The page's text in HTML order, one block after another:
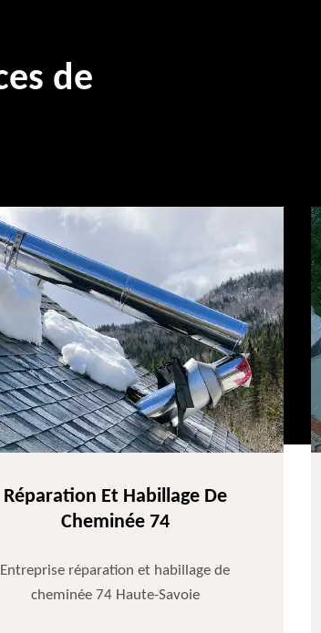
de
Réparation Et Habillage De
Cheminée 74
Entreprise réparation et habillage de
cheminée 74 Haute-Savoie